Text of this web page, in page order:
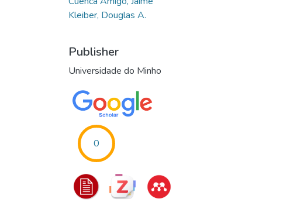
Kleiber, Douglas A.
Publisher
Universidade do Minho
0